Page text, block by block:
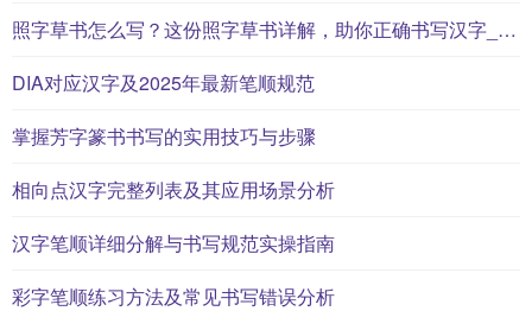
照字草书怎么写？这份照字草书详解，助你正确书写汉字_汉字草书学习
DIA对应汉字及2025年最新笔顺规范
掌握芳字篆书书写的实用技巧与步骤
相向点汉字完整列表及其应用场景分析
汉字笔顺详细分解与书写规范实操指南
彩字笔顺练习方法及常见书写错误分析